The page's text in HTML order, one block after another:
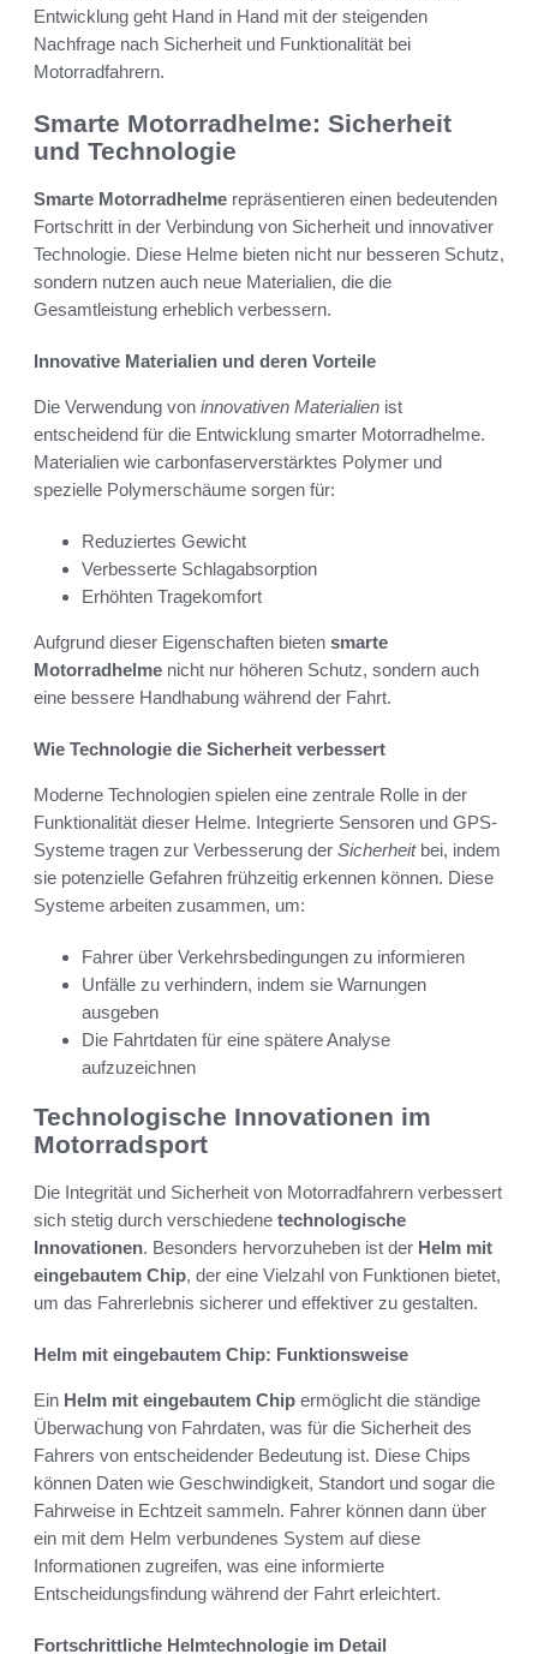
Entwicklung geht Hand in Hand mit der steigenden
Nachfrage nach Sicherheit und Funktionalität bei
Motorradfahrern.
Smarte Motorradhelme: Sicherheit
und Technologie
Smarte Motorradhelme repräsentieren einen bedeutenden
Fortschritt in der Verbindung von Sicherheit und innovativer
Technologie. Diese Helme bieten nicht nur besseren Schutz,
sondern nutzen auch neue Materialien, die die
Gesamtleistung erheblich verbessern.
Innovative Materialien und deren Vorteile
Die Verwendung von innovativen Materialien ist
entscheidend für die Entwicklung smarter Motorradhelme.
Materialien wie carbonfaserverstärktes Polymer und
spezielle Polymerschäume sorgen für:
Reduziertes Gewicht
Verbesserte Schlagabsorption
Erhöhten Tragekomfort
Aufgrund dieser Eigenschaften bieten smarte
Motorradhelme nicht nur höheren Schutz, sondern auch
eine bessere Handhabung während der Fahrt.
Wie Technologie die Sicherheit verbessert
Moderne Technologien spielen eine zentrale Rolle in der
Funktionalität dieser Helme. Integrierte Sensoren und GPS-
Systeme tragen zur Verbesserung der Sicherheitbei, indem
sie potenzielle Gefahren frühzeitig erkennen können. Diese
Systeme arbeiten zusammen, um:
Fahrer über Verkehrsbedingungen zu informieren
Unfälle zu verhindern, indem sie Warnungen
ausgeben
Die Fahrtdaten für eine spätere Analyse
aufzuzeichnen
Technologische Innovationen im
Motorradsport
Die Integrität und Sicherheit von Motorradfahrern verbessert
sich stetig durch verschiedene technologische
Innovationen. Besonders hervorzuheben ist der Helm mit
eingebautem Chip, der eine Vielzahl von Funktionen bietet,
um das Fahrerlebnis sicherer und effektiver zu gestalten.
Helm mit eingebautem Chip: Funktionsweise
Ein Helm mit eingebautem Chip ermöglicht die ständige
Überwachung von Fahrdaten, was für die Sicherheit des
Fahrers von entscheidender Bedeutung ist. Diese Chips
können Daten wie Geschwindigkeit, Standort und sogar die
Fahrweise in Echtzeit sammeln. Fahrer können dann über
ein mit dem Helm verbundenes System auf diese
Informationen zugreifen, was eine informierte
Entscheidungsfindung während der Fahrt erleichtert.
Fortschrittliche Helmtechnologie im Detail